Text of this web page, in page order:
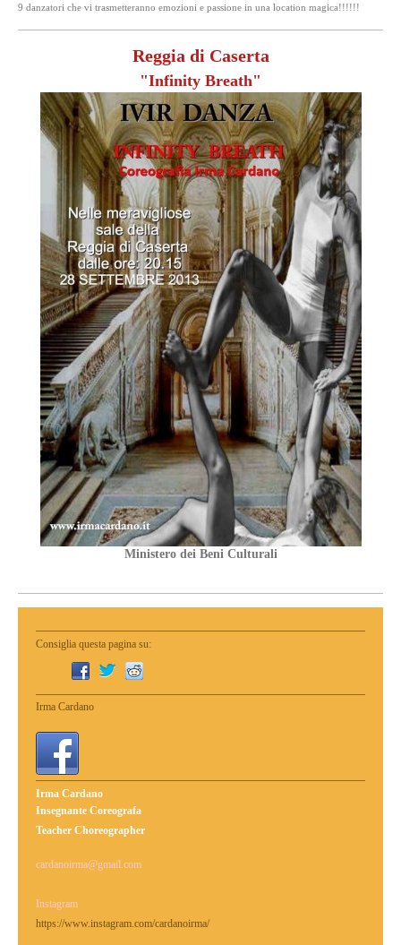
9 danzatori che vi trasmetteranno emozioni e passione in una location magica!!!!!!
Reggia di Caserta
"Infinity Breath"
Ministero dei Beni Culturali
Consiglia questa pagina su:
Irma Cardano
Irma Cardano
Insegnante Coreografa
Teacher Choreographer
cardanoirma@gmail.com
Instagram
https://www.instagram.com/cardanoirma/